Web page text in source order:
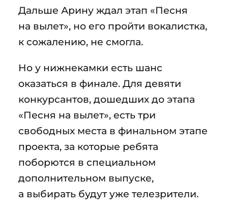
Дальше Арину ждал этап «Песня
на вылет», но его пройти вокалистка,
к сожалению, не смогла.
Но у нижнекамки есть шанс
оказаться в финале. Для девяти
конкурсантов, дошедших до этапа
«Песня на вылет», есть три
свободных места в финальном этапе
проекта, за которые ребята
поборются в специальном
дополнительном выпуске,
а выбирать будут уже телезрители.